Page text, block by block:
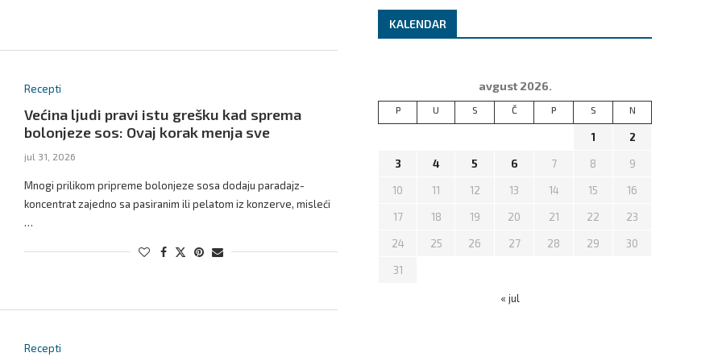
Recepti
Većina ljudi pravi istu grešku kad sprema
bolonjeze sos: Ovaj korak menja sve
jul 31, 2026
Mnogi prilikom pripreme bolonjeze sosa dodaju paradajz-
koncentrat zajedno sa pasiranim ili pelatom iz konzerve, misleći
…
Recepti
KALENDAR
avgust 2026.
P U S Č P S N
1 2
3 4 5 6 7 8 9
10 11 12 13 14 15 16
17 18 19 20 21 22 23
24 25 26 27 28 29 30
31
« jul